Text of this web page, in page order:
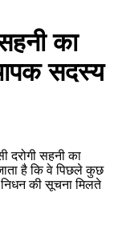
का
सदस्य
दरोगी सहनी का
है कि वे पिछले कुछ
निधन की सूचना मिलते